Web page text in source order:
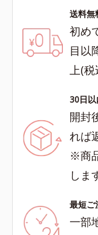
送料無
初め
目以
上(税
30日
開封
れば
※商
しま
最短ご
一部